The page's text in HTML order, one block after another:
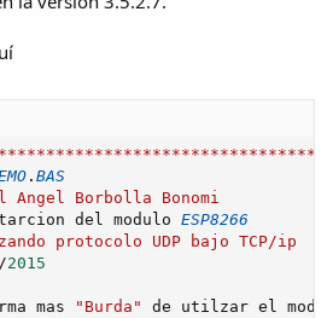
. BAS
Angel Borbolla Bonomi
del modulo ESP8266
protocolo UDP bajo TCP/
/2015
mas "Burda"
de utilzar el